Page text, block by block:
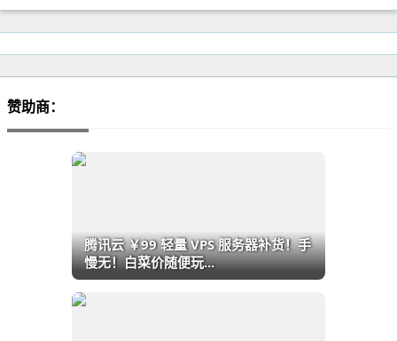
赞助商：
腾讯云 ￥99 轻量 VPS 服务器补货！手
慢无！白菜价随便玩...